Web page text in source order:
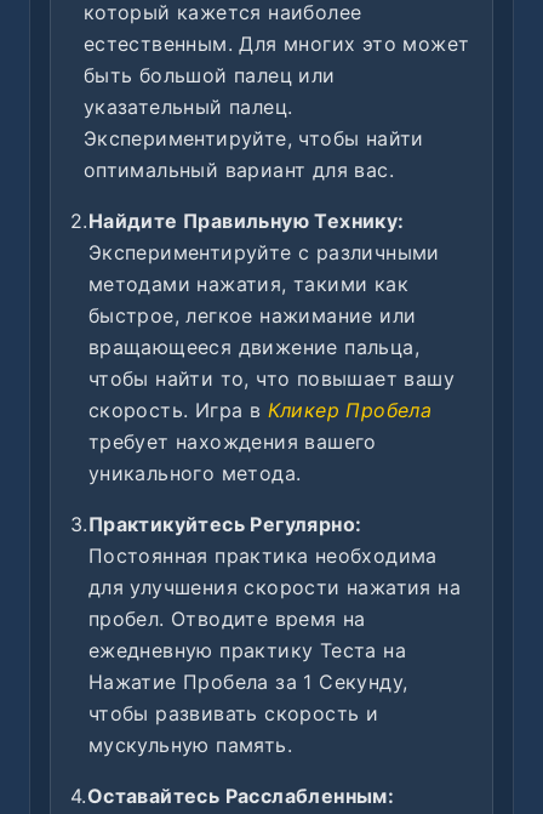
который кажется наиболее
естественным. Для многих это может
быть большой палец или
указательный палец.
Экспериментируйте, чтобы найти
оптимальный вариант для вас.
2.Найдите Правильную Технику:
Экспериментируйте с различными
методами нажатия, такими как
быстрое, легкое нажимание или
вращающееся движение пальца,
чтобы найти то, что повышает вашу
скорость. Игра в Кликер Пробела
требует нахождения вашего
уникального метода.
3.Практикуйтесь Регулярно:
Постоянная практика необходима
для улучшения скорости нажатия на
пробел. Отводите время на
ежедневную практику Теста на
Нажатие Пробела за 1 Секунду,
чтобы развивать скорость и
мускульную память.
4.Оставайтесь Расслабленным: